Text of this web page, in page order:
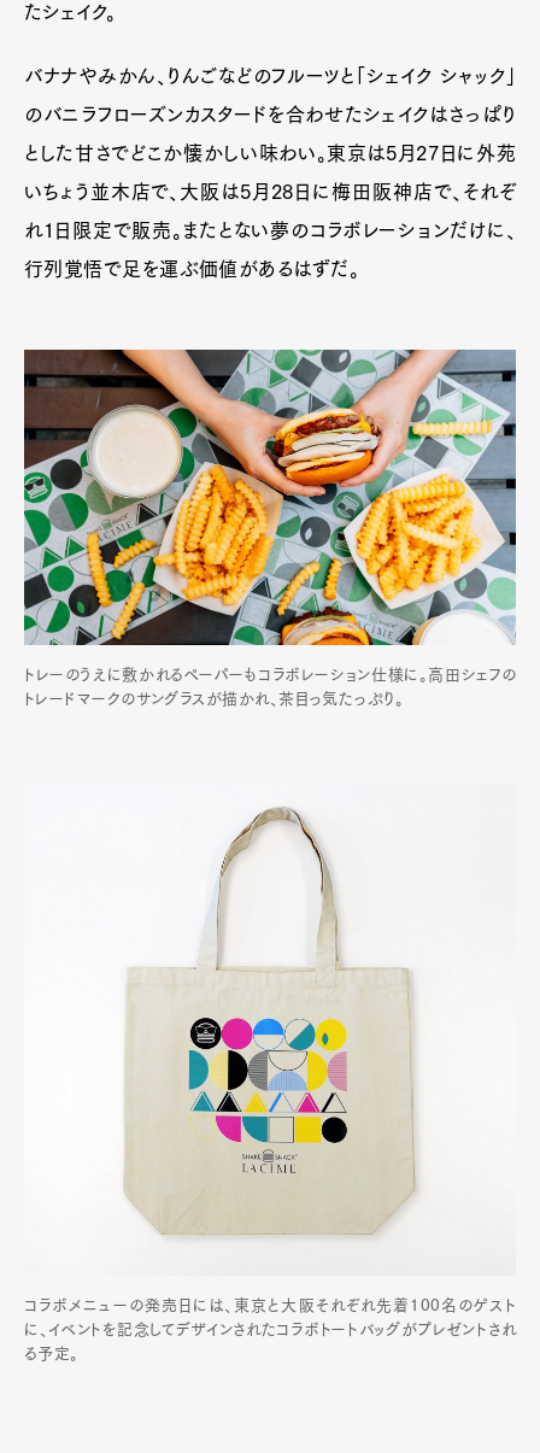
たシェイク。
バナナやみかん、りんごなどのフルーツと「シェイク シャック」
のバニラフローズンカスタードを合わせたシェイクはさっぱり
とした甘さでどこか懐かしい味わい。東京は5月27日に外苑
いちょう並木店で、大阪は5月28日に梅田阪神店で、それぞ
れ1日限定で販売。またとない夢のコラボレーションだけに、
行列覚悟で足を運ぶ価値があるはずだ。
トレーのうえに敷かれるペーパーもコラボレーション仕様に。高田シェフの
トレードマークのサングラスが描かれ、茶目っ気たっぷり。
コラボメニューの発売日には、東京と大阪それぞれ先着100名のゲスト
に、イベントを記念してデザインされたコラボトートバッグがプレゼントされ
る予定。